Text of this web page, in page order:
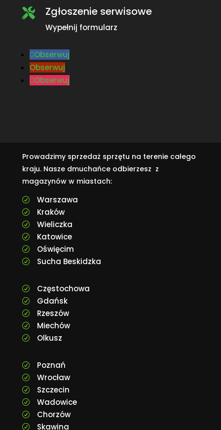
 Zgłoszenie serwisowe
Wypełnij formularz
Obserwuj
Obserwuj
Obserwuj
Prowadzimy sprzedaż sprzętu na terenie całego
kraju. Nasze dmuchańce odbierzesz z
magazynów w miastach:
R Warszawa
R Kraków
R Wieliczka
R Katowice
R Oświęcim
R Sucha Beskidzka
R Częstochowa
R Gdańsk
R Rzeszów
R Miechów
R Olkusz
R Poznań
R Wrocław
R Szczecin
R Wadowice
R Chorzów
R Skawina